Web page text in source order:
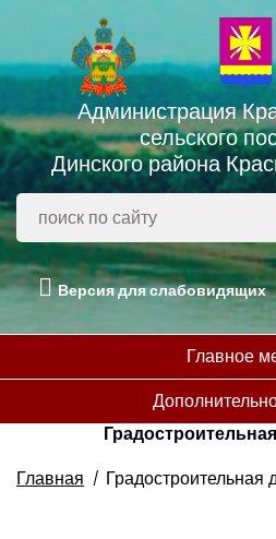
Администрация
сельского
Динского района
Версия для слабовидящих
Главное
Главная
Градостроительная